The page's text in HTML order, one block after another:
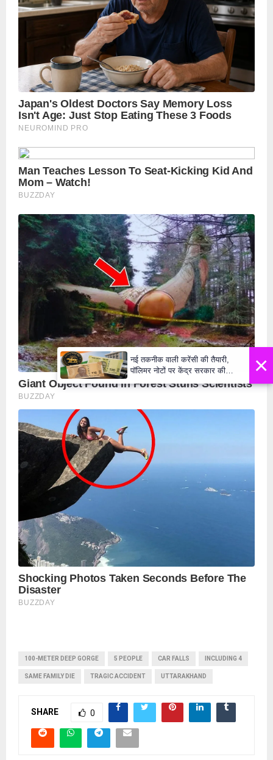
100-METER DEEP GORGE 5 PEOPLE CAR FALLS INCLUDING 4
SAME FAMILY DIE TRAGIC ACCIDENT UTTARAKHAND
SHARE 0
×
नई तकनीक वाली करेंसी की तैयारी,
पॉलिमर नोटों पर केंद्र सरकार की